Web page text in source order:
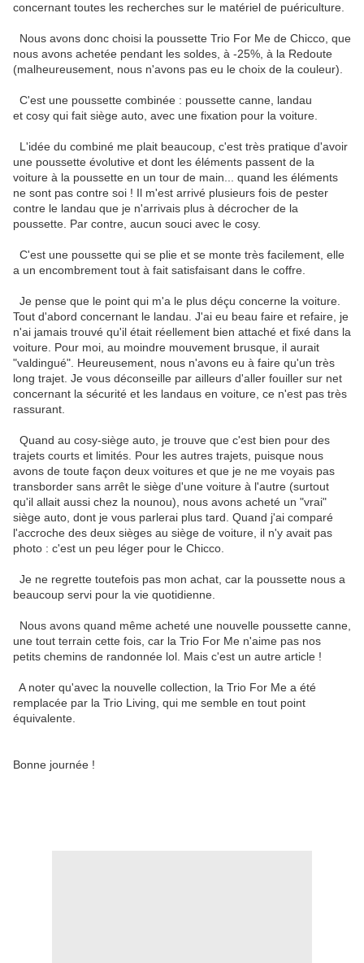
concernant toutes les recherches sur le matériel de puériculture.
Nous avons donc choisi la poussette Trio For Me de Chicco, que
nous avons achetée pendant les soldes, à -25%, à la Redoute
(malheureusement, nous n'avons pas eu le choix de la couleur).
C'est une poussette combinée : poussette canne, landau
et cosy qui fait siège auto, avec une fixation pour la voiture.
L'idée du combiné me plait beaucoup, c'est très pratique d'avoir
une poussette évolutive et dont les éléments passent de la
voiture à la poussette en un tour de main... quand les éléments
ne sont pas contre soi ! Il m'est arrivé plusieurs fois de pester
contre le landau que je n'arrivais plus à décrocher de la
poussette. Par contre, aucun souci avec le cosy.
C'est une poussette qui se plie et se monte très facilement, elle
a un encombrement tout à fait satisfaisant dans le coffre.
Je pense que le point qui m'a le plus déçu concerne la voiture.
Tout d'abord concernant le landau. J'ai eu beau faire et refaire, je
n'ai jamais trouvé qu'il était réellement bien attaché et fixé dans la
voiture. Pour moi, au moindre mouvement brusque, il aurait
"valdingué". Heureusement, nous n'avons eu à faire qu'un très
long trajet. Je vous déconseille par ailleurs d'aller fouiller sur net
concernant la sécurité et les landaus en voiture, ce n'est pas très
rassurant.
Quand au cosy-siège auto, je trouve que c'est bien pour des
trajets courts et limités. Pour les autres trajets, puisque nous
avons de toute façon deux voitures et que je ne me voyais pas
transborder sans arrêt le siège d'une voiture à l'autre (surtout
qu'il allait aussi chez la nounou), nous avons acheté un "vrai"
siège auto, dont je vous parlerai plus tard. Quand j'ai comparé
l'accroche des deux sièges au siège de voiture, il n'y avait pas
photo : c'est un peu léger pour le Chicco.
Je ne regrette toutefois pas mon achat, car la poussette nous a
beaucoup servi pour la vie quotidienne.
Nous avons quand même acheté une nouvelle poussette canne,
une tout terrain cette fois, car la Trio For Me n'aime pas nos
petits chemins de randonnée lol. Mais c'est un autre article !
A noter qu'avec la nouvelle collection, la Trio For Me a été
remplacée par la Trio Living, qui me semble en tout point
équivalente.
Bonne journée !